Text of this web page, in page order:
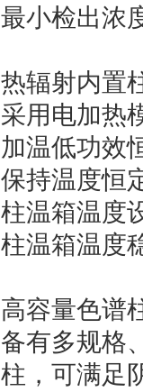
最小检出浓
热辐射内置
采用电加热
加温低功效
保持温度恒
柱温箱温度
柱温箱温度
高容量色谱
备有多规格
柱，可满足